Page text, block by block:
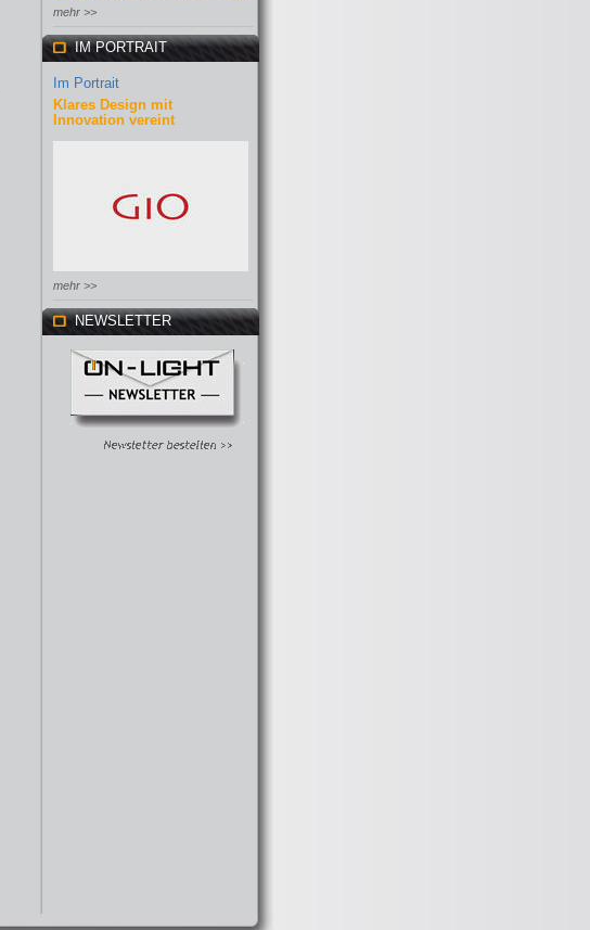
mehr >>
IM PORTRAIT
Im Portrait
Klares Design mit
Innovation vereint
mehr >>
NEWSLETTER